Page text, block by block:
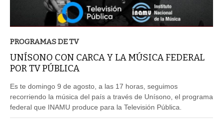
PROGRAMAS DE TV
UNÍSONO CON CARCA Y LA MÚSICA FEDERAL
POR TV PÚBLICA
Es te domingo 9 de agosto, a las 17 horas, seguimos
recorriendo la música del país a través de Unísono, el programa
federal que INAMU produce para la Televisión Pública.